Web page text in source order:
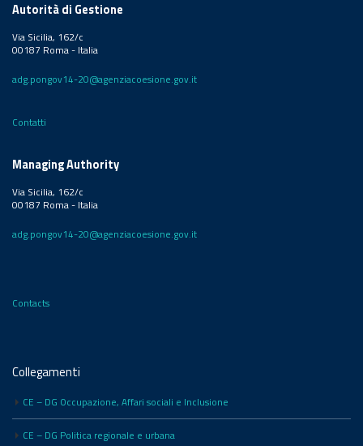
Autorità di Gestione
Via Sicilia, 162/c
00187 Roma - Italia
adg.pongov14-20@agenziacoesione.gov.it
Contatti
Managing Authority
Via Sicilia, 162/c
00187 Roma - Italia
adg.pongov14-20@agenziacoesione.gov.it
Contacts
Collegamenti
CE – DG Occupazione, Affari sociali e Inclusione
CE – DG Politica regionale e urbana